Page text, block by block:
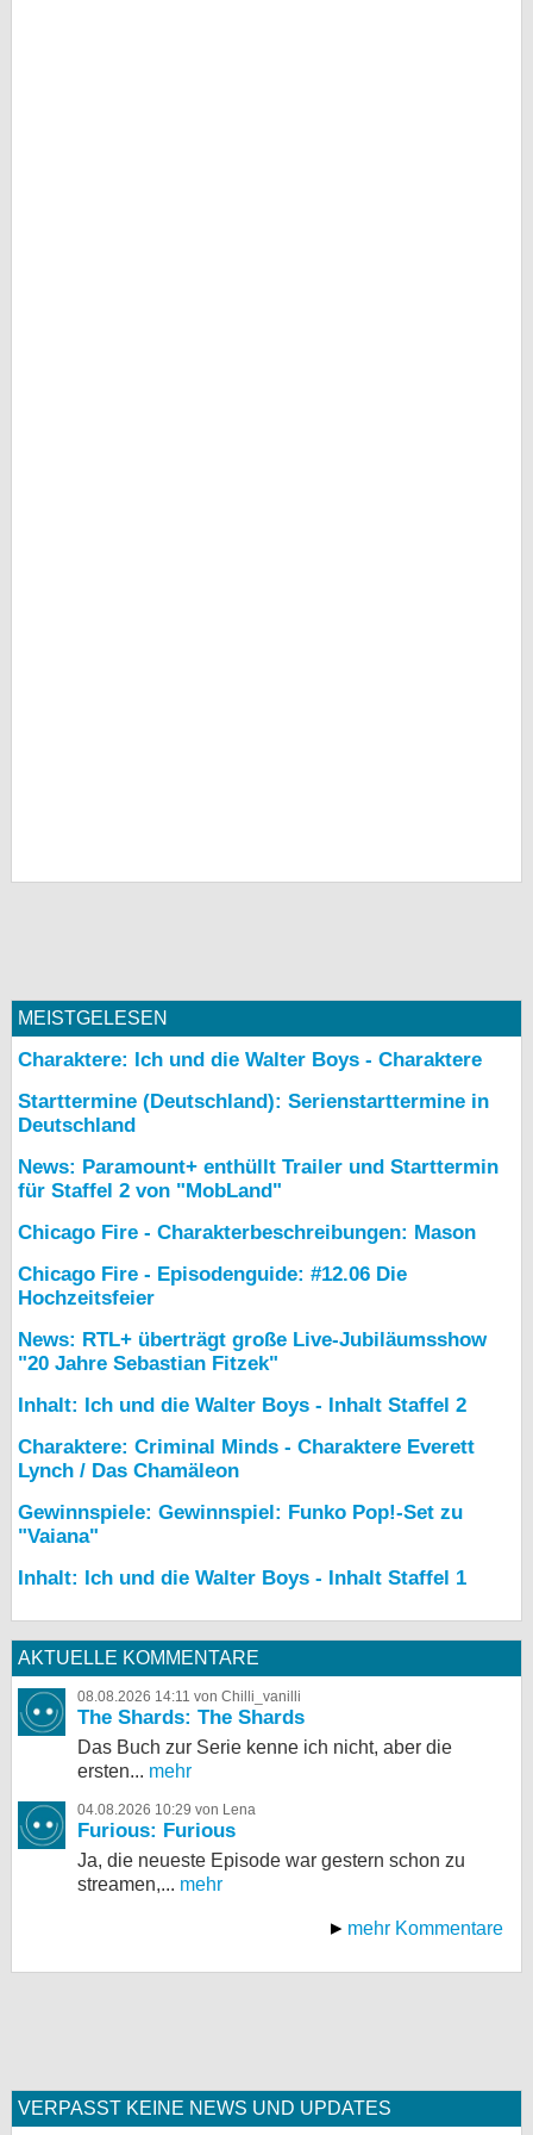
MEISTGELESEN
Charaktere: Ich und die Walter Boys - Charaktere
Starttermine (Deutschland): Serienstarttermine in
Deutschland
News: Paramount+ enthüllt Trailer und Starttermin
für Staffel 2 von "MobLand"
Chicago Fire - Charakterbeschreibungen: Mason
Chicago Fire - Episodenguide: #12.06 Die
Hochzeitsfeier
News: RTL+ überträgt große Live-Jubiläumsshow
"20 Jahre Sebastian Fitzek"
Inhalt: Ich und die Walter Boys - Inhalt Staffel 2
Charaktere: Criminal Minds - Charaktere Everett
Lynch / Das Chamäleon
Gewinnspiele: Gewinnspiel: Funko Pop!-Set zu
"Vaiana"
Inhalt: Ich und die Walter Boys - Inhalt Staffel 1
AKTUELLE KOMMENTARE
08.08.2026 14:11 von Chilli_vanilli
The Shards: The Shards
Das Buch zur Serie kenne ich nicht, aber die
ersten... mehr
04.08.2026 10:29 von Lena
Furious: Furious
Ja, die neueste Episode war gestern schon zu
streamen,... mehr
mehr Kommentare
VERPASST KEINE NEWS UND UPDATES